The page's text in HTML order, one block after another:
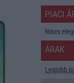
PIACI
Nincs
ÁRAK
Legjobb